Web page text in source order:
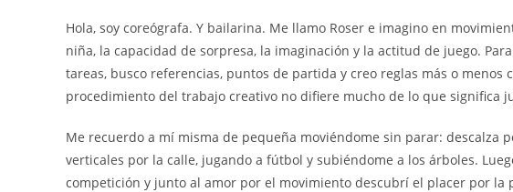
Hola, soy coreógrafa. Y bailarina. Me llamo Roser e imagino en
niña, la capacidad de sorpresa, la imaginación y la actitud de juego.
tareas, busco referencias, puntos de partida y creo reglas más o menos
procedimiento del trabajo creativo no difiere mucho de lo que significa
Me recuerdo a mí misma de pequeña moviéndome sin parar: descalza
verticales por la calle, jugando a fútbol y subiéndome a los árboles.
competición y junto al amor por el movimiento descubrí el placer por la